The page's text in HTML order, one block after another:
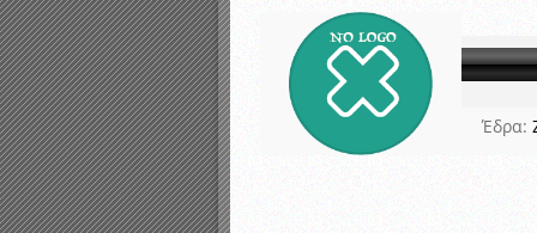
Καταρτισμός ομάδων ανα
Κληρώσεις
Έδρα: